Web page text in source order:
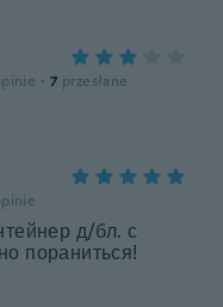
· 7 przesłane
д/бл. с
пораниться!